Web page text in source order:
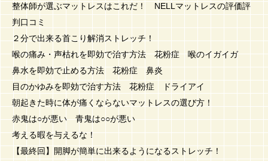
整体師が選ぶマットレスはこれだ！ NELLマットレスの評価評
判口コミ
２分で出来る首こり解消ストレッチ！
喉の痛み・声枯れを即効で治す方法 花粉症 喉のイガイガ
鼻水を即効で止める方法 花粉症 鼻炎
目のかゆみを即効で治す方法 花粉症 ドライアイ
朝起きた時に体が痛くならないマットレスの選び方！
赤鬼は○が悪い 青鬼は○○が悪い
考える暇を与えるな！
【最終回】開脚が簡単に出来るようになるストレッチ！